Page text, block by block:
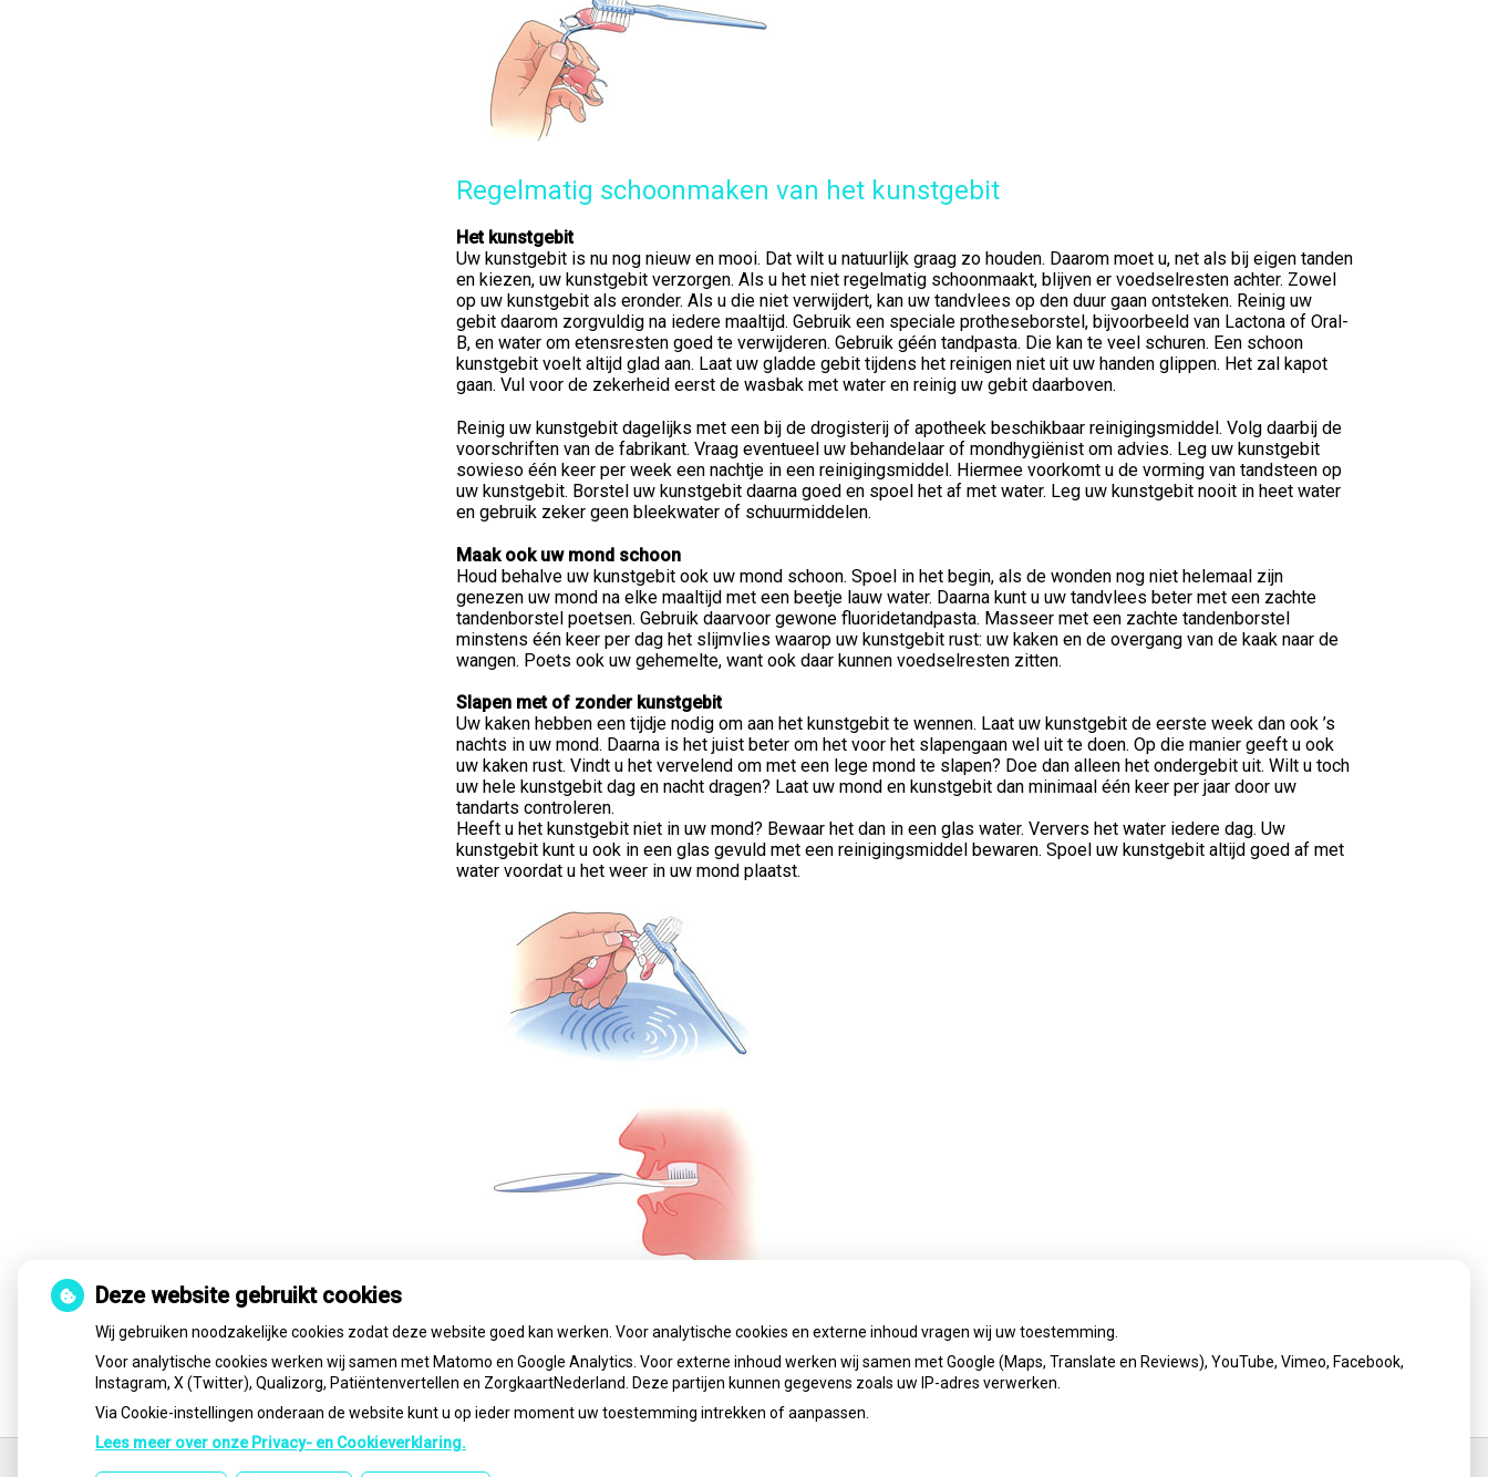
Regelmatig schoonmaken van het kunstgebit
Het kunstgebit
Uw kunstgebit is nu nog nieuw en mooi. Dat wilt u natuurlijk graag zo houden. Daarom moet u, net als bij eigen tanden
en kiezen, uw kunstgebit verzorgen. Als u het niet regelmatig schoonmaakt, blijven er voedselresten achter. Zowel
op uw kunstgebit als eronder. Als u die niet verwijdert, kan uw tandvlees op den duur gaan ontsteken. Reinig uw
gebit daarom zorgvuldig na iedere maaltijd. Gebruik een speciale protheseborstel, bijvoorbeeld van Lactona of Oral-
B, en water om etensresten goed te verwijderen. Gebruik géén tandpasta. Die kan te veel schuren. Een schoon
kunstgebit voelt altijd glad aan. Laat uw gladde gebit tijdens het reinigen niet uit uw handen glippen. Het zal kapot
gaan. Vul voor de zekerheid eerst de wasbak met water en reinig uw gebit daarboven.
Reinig uw kunstgebit dagelijks met een bij de drogisterij of apotheek beschikbaar reinigingsmiddel. Volg daarbij de
voorschriften van de fabrikant. Vraag eventueel uw behandelaar of mondhygiënist om advies. Leg uw kunstgebit
sowieso één keer per week een nachtje in een reinigingsmiddel. Hiermee voorkomt u de vorming van tandsteen op
uw kunstgebit. Borstel uw kunstgebit daarna goed en spoel het af met water. Leg uw kunstgebit nooit in heet water
en gebruik zeker geen bleekwater of schuurmiddelen.
Maak ook uw mond schoon
Houd behalve uw kunstgebit ook uw mond schoon. Spoel in het begin, als de wonden nog niet helemaal zijn
genezen uw mond na elke maaltijd met een beetje lauw water. Daarna kunt u uw tandvlees beter met een zachte
tandenborstel poetsen. Gebruik daarvoor gewone fluoridetandpasta. Masseer met een zachte tandenborstel
minstens één keer per dag het slijmvlies waarop uw kunstgebit rust: uw kaken en de overgang van de kaak naar de
wangen. Poets ook uw gehemelte, want ook daar kunnen voedselresten zitten.
Slapen met of zonder kunstgebit
Uw kaken hebben een tijdje nodig om aan het kunstgebit te wennen. Laat uw kunstgebit de eerste week dan ook ’s
nachts in uw mond. Daarna is het juist beter om het voor het slapengaan wel uit te doen. Op die manier geeft u ook
uw kaken rust. Vindt u het vervelend om met een lege mond te slapen? Doe dan alleen het ondergebit uit. Wilt u toch
uw hele kunstgebit dag en nacht dragen? Laat uw mond en kunstgebit dan minimaal één keer per jaar door uw
tandarts controleren.
Heeft u het kunstgebit niet in uw mond? Bewaar het dan in een glas water. Ververs het water iedere dag. Uw
kunstgebit kunt u ook in een glas gevuld met een reinigingsmiddel bewaren. Spoel uw kunstgebit altijd goed af met
water voordat u het weer in uw mond plaatst.
Deze website gebruikt cookies
Wij gebruiken noodzakelijke cookies zodat deze website goed kan werken. Voor analytische cookies en externe inhoud vragen wij uw toestemming.
Voor analytische cookies werken wij samen met Matomo en Google Analytics. Voor externe inhoud werken wij samen met Google (Maps, Translate en Reviews), YouTube, Vimeo, Facebook,
Instagram, X (Twitter), Qualizorg, Patiëntenvertellen en ZorgkaartNederland. Deze partijen kunnen gegevens zoals uw IP-adres verwerken.
Via Cookie-instellingen onderaan de website kunt u op ieder moment uw toestemming intrekken of aanpassen.
Lees meer over onze Privacy- en Cookieverklaring.